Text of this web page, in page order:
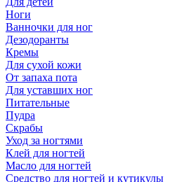
Ноги
Ванночки для ног
Дезодоранты
Кремы
Для сухой кожи
От запаха пота
Для уставших ног
Питательные
Пудра
Скрабы
Уход за ногтями
Клей для ногтей
Масло для ногтей
Средство для ногтей и кутикулы